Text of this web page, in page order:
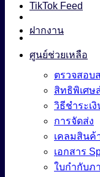
TikTok Feed
ฝากงาน
ศูนย์ช่วยเหลือ
ตรวจสอบ
สิทธิพิเศษ
วิธีชำระเ
การจัดส่ง
เคลมสินค้
เอกสาร
ใบกำกับภ